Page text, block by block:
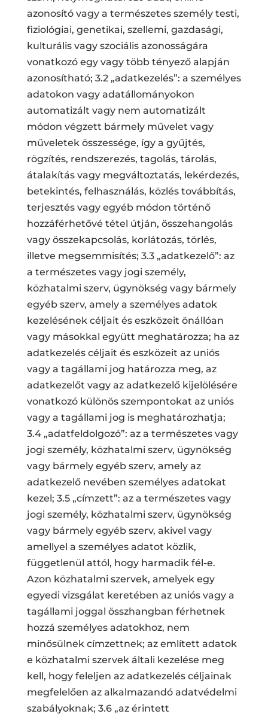
azonosító vagy a természetes személy testi,
fiziológiai, genetikai, szellemi, gazdasági,
kulturális vagy szociális azonosságára
vonatkozó egy vagy több tényező alapján
azonosítható; 3.2 „adatkezelés”: a személyes
adatokon vagy adatállományokon
automatizált vagy nem automatizált
módon végzett bármely művelet vagy
műveletek összessége, így a gyűjtés,
rögzítés, rendszerezés, tagolás, tárolás,
átalakítás vagy megváltoztatás, lekérdezés,
betekintés, felhasználás, közlés továbbítás,
terjesztés vagy egyéb módon történő
hozzáférhetővé tétel útján, összehangolás
vagy összekapcsolás, korlátozás, törlés,
illetve megsemmisítés; 3.3 „adatkezelő”: az
a természetes vagy jogi személy,
közhatalmi szerv, ügynökség vagy bármely
egyéb szerv, amely a személyes adatok
kezelésének céljait és eszközeit önállóan
vagy másokkal együtt meghatározza; ha az
adatkezelés céljait és eszközeit az uniós
vagy a tagállami jog határozza meg, az
adatkezelőt vagy az adatkezelő kijelölésére
vonatkozó különös szempontokat az uniós
vagy a tagállami jog is meghatározhatja;
3.4 „adatfeldolgozó”: az a természetes vagy
jogi személy, közhatalmi szerv, ügynökség
vagy bármely egyéb szerv, amely az
adatkezelő nevében személyes adatokat
kezel; 3.5 „címzett”: az a természetes vagy
jogi személy, közhatalmi szerv, ügynökség
vagy bármely egyéb szerv, akivel vagy
amellyel a személyes adatot közlik,
függetlenül attól, hogy harmadik fél-e.
Azon közhatalmi szervek, amelyek egy
egyedi vizsgálat keretében az uniós vagy a
tagállami joggal összhangban férhetnek
hozzá személyes adatokhoz, nem
minősülnek címzettnek; az említett adatok
e közhatalmi szervek általi kezelése meg
kell, hogy feleljen az adatkezelés céljainak
megfelelően az alkalmazandó adatvédelmi
szabályoknak; 3.6 „az érintett